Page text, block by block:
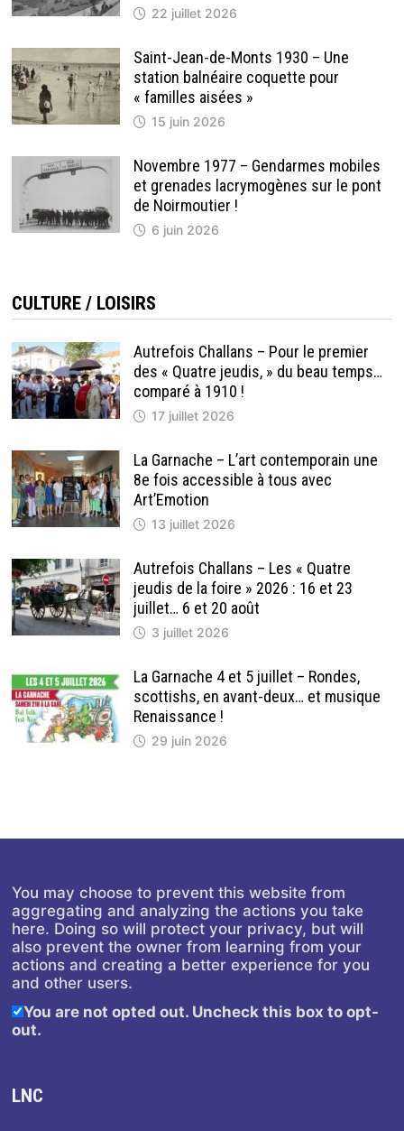
22 juillet 2026
Saint-Jean-de-Monts 1930 – Une
station balnéaire coquette pour
« familles aisées »
15 juin 2026
Novembre 1977 – Gendarmes mobiles
et grenades lacrymogènes sur le pont
de Noirmoutier !
6 juin 2026
CULTURE / LOISIRS
Autrefois Challans – Pour le premier
des « Quatre jeudis, » du beau temps…
comparé à 1910 !
17 juillet 2026
La Garnache – L’art contemporain une
8e fois accessible à tous avec
Art’Emotion
13 juillet 2026
Autrefois Challans – Les « Quatre
jeudis de la foire » 2026 : 16 et 23
juillet… 6 et 20 août
3 juillet 2026
La Garnache 4 et 5 juillet – Rondes,
scottishs, en avant-deux… et musique
Renaissance !
29 juin 2026
You may choose to prevent this website from
aggregating and analyzing the actions you take
here. Doing so will protect your privacy, but will
also prevent the owner from learning from your
actions and creating a better experience for you
and other users.
You are not opted out. Uncheck this box to opt-
out.
LNC